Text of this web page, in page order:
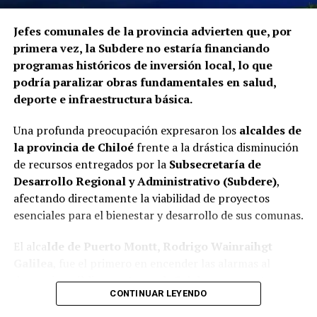
fiscalizaciones y solicitará antecedentes a cada
organismo involucrado para determinar las
responsabilidades administrativas correspondientes.
Jefes comunales de la provincia advierten que, por
primera vez, la Subdere no estaría financiando
programas históricos de inversión local, lo que
podría paralizar obras fundamentales en salud,
deporte e infraestructura básica.
Una profunda preocupación expresaron los alcaldes de
la provincia de Chiloéfrente a la drástica disminución
de recursos entregados por la Subsecretaría de
Desarrollo Regional y Administrativo (Subdere),
afectando directamente la viabilidad de proyectos
esenciales para el bienestar y desarrollo de sus comunas.
El alca lde de Puerto Montt, Rodrigo Wainraihgt
denunciar públicamente que la Subdere no cuenta con
fondos para financiar iniciativas del Programa de
CONTINUAR LEYENDO